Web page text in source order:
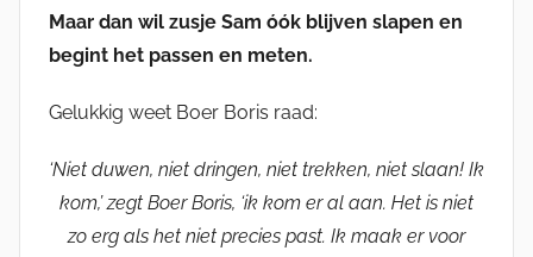
Maar dan wil zusje Sam óók blijven slapen en
begint het passen en meten.
Gelukkig weet Boer Boris raad:
‘Niet duwen, niet dringen, niet trekken, niet slaan! Ik
kom,’ zegt Boer Boris, ‘ik kom er al aan. Het is niet
zo erg als het niet precies past. Ik maak er voor